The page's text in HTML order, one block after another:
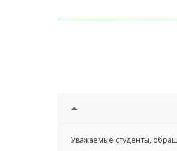
Уважаемые студенты,